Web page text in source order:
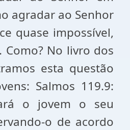
agradar ao Senhor
quase impossível,
Como? No livro dos
esta questão
Salmos 119.9:
o jovem o seu
o de acordo